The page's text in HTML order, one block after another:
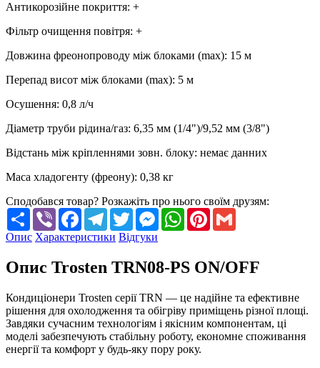
Антикорозійне покриття: +
Фільтр очищення повітря: +
Довжина фреонопроводу між блоками (max): 15 м
Перепад висот між блоками (max): 5 м
Осушення: 0,8 л/ч
Діаметр труби рідина/газ: 6,35 мм (1/4")/9,52 мм (3/8")
Відстань між кріпленнями зовн. блоку: немає данних
Маса хладогенту (фреону): 0,38 кг
Сподобався товар? Розкажіть про нього своїм друзям:
Share Viber FacebookTelegramTwitterMessengerWhatsApp
Pinterest
Опис Характеристики Відгуки
Опис Trosten TRN08-PS ON/OFF
Кондиціонери Trosten серії TRN — це надійне та ефективне
рішення для охолодження та обігріву приміщень різної площі.
Завдяки сучасним технологіям і якісним компонентам, ці
моделі забезпечують стабільну роботу, економне споживання
енергії та комфорт у будь-яку пору року.